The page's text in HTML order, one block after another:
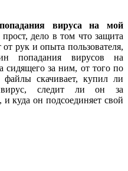
вируса на мой
дело в том что защита
рук и опыта пользователя,
попадания вирусов на
сидящего за ним, от того по
скачивает, купил ли
следит ли он за
куда он подсоединяет свой